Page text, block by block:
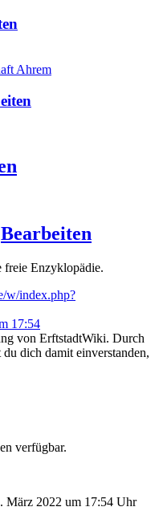
Ahrem
Bearbeiten
freie Enzyklopädie.
w/index.php?
17:54
von ErftstadtWiki. Durch
dich damit einverstanden,
verfügbar.
März 2022 um 17:54 Uhr